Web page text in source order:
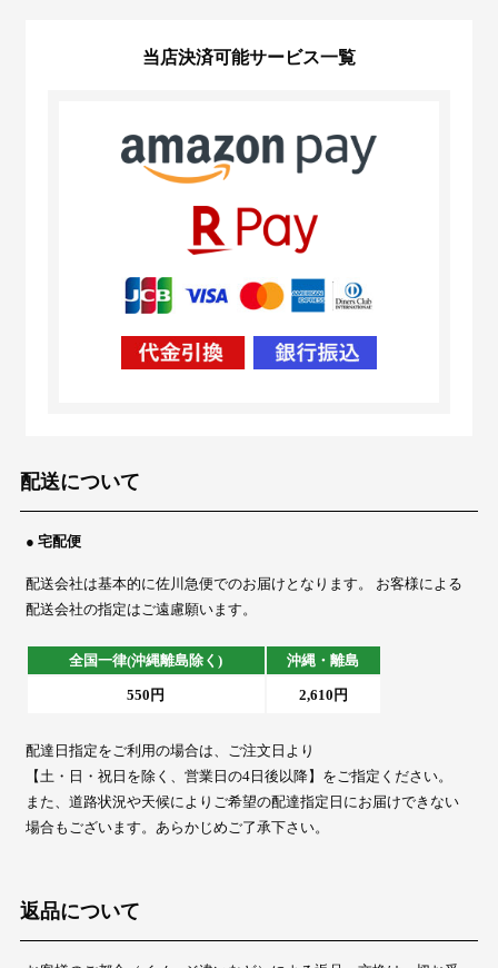
当店決済可能サービス一覧
配送について
● 宅配便
配送会社は基本的に佐川急便でのお届けとなります。 お客様による
配送会社の指定はご遠慮願います。
全国一律(沖縄離島除く) 沖縄・離島
550円 2,610円
配達日指定をご利用の場合は、ご注文日より
【土・日・祝日を除く、営業日の4日後以降】をご指定ください。
また、道路状況や天候によりご希望の配達指定日にお届けできない
場合もございます。あらかじめご了承下さい。
返品について